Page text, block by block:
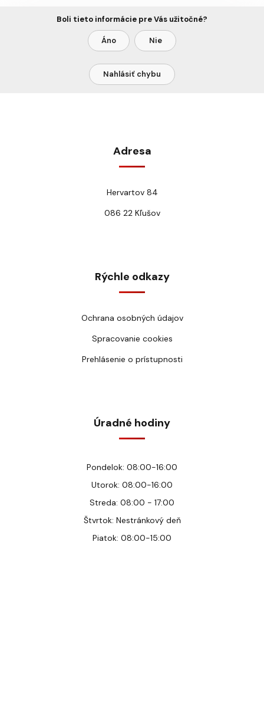
Boli tieto informácie pre Vás užitočné?
Áno Nie
Nahlásiť chybu
Adresa
Hervartov 84
086 22 Kľušov
Rýchle odkazy
Ochrana osobných údajov
Spracovanie cookies
Prehlásenie o prístupnosti
Úradné hodiny
Pondelok: 08:00-16:00
Utorok: 08:00-16:00
Streda: 08:00 - 17:00
Štvrtok: Nestránkový deň
Piatok: 08:00-15:00